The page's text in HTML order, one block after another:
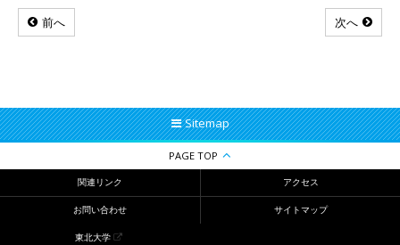
前へ 次へ
Sitemap
PAGE TOP
関連リンク アクセス
お問い合わせ サイトマップ
東北大学